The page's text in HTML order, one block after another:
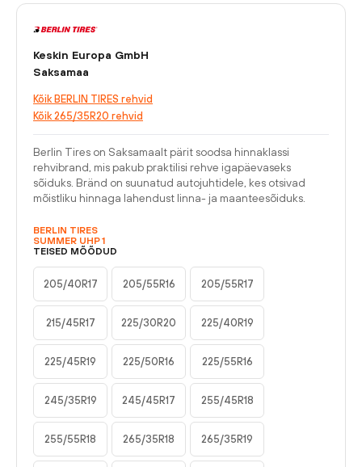
Keskin Europa GmbH
Saksamaa
Kõik BERLIN TIRES rehvid
Kõik 265/35R20 rehvid
Berlin Tires on Saksamaalt pärit soodsa hinnaklassi
rehvibrand, mis pakub praktilisi rehve igapäevaseks
sõiduks. Bränd on suunatud autojuhtidele, kes otsivad
mõistliku hinnaga lahendust linna- ja maanteesõiduks.
BERLIN TIRES
SUMMER UHP 1
TEISED MÕÕDUD
205/40R17 205/55R16 205/55R17
215/45R17 225/30R20 225/40R19
225/45R19 225/50R16 225/55R16
245/35R19 245/45R17 255/45R18
255/55R18 265/35R18 265/35R19